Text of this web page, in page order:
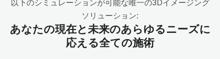
以下のシミュレーションが可能な唯一の3Dイメージング
ソリューション:
あなたの現在と未来のあらゆるニーズに
応える全ての施術